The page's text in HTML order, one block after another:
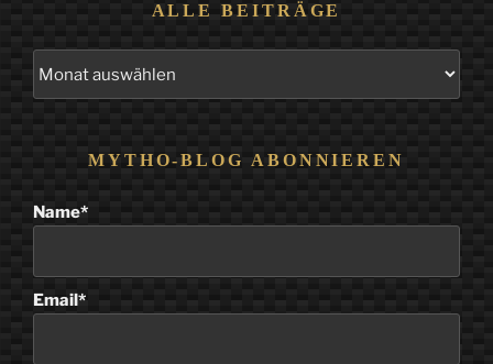
ALLE BEITRÄGE
MYTHO-BLOG ABONNIEREN
Name*
Email*